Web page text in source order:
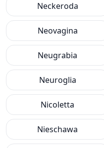
Neckeroda
Neovagina
Neugrabia
Neuroglia
Nicoletta
Nieschawa